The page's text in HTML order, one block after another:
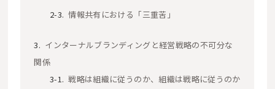
情報共有における「三重苦」
インターナルブランディングと経営戦略の不可分な
関係
戦略は組織に従うのか、組織は戦略に従うのか